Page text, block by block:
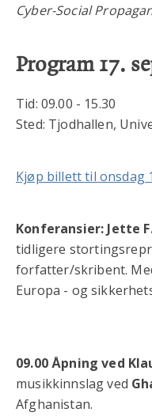
Cyber-Social
Program 17.
Tid: 09.00 - 15.30
Sted: Tjodhallen,
Kjøp billett til onsdag
Konferansier: Jette
tidligere
forfatter/skribent.
Europa - og
09.00 Åpning ved
musikkinnslag ved
Afghanistan.